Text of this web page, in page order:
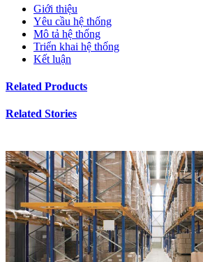
Giới thiệu
Yêu cầu hệ thống
Mô tả hệ thống
Triển khai hệ thống
Kết luận
Related Products
Related Stories